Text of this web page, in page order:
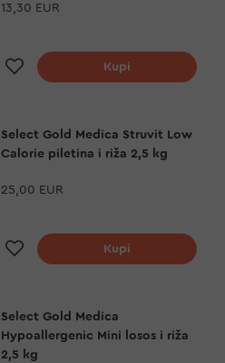
13,30 EUR
Dodaj na listu želja
Kupi
Select Gold Medica Struvit Low
Calorie piletina i riža 2,5 kg
25,00 EUR
Dodaj na listu želja
Kupi
Select Gold Medica
Hypoallergenic Mini losos i riža
2,5 kg